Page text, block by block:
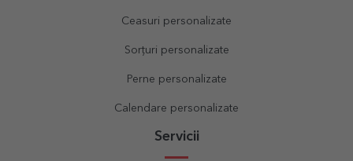
Ceasuri personalizate
Sorțuri personalizate
Perne personalizate
Calendare personalizate
Servicii